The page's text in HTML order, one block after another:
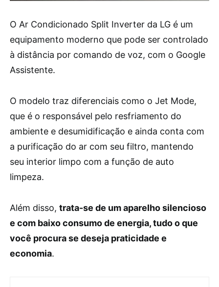
O Ar Condicionado Split Inverter da LG é um
equipamento moderno que pode ser controlado
à distância por comando de voz, com o Google
Assistente.
O modelo traz diferenciais como o Jet Mode,
que é o responsável pelo resfriamento do
ambiente e desumidificação e ainda conta com
a purificação do ar com seu filtro, mantendo
seu interior limpo com a função de auto
limpeza.
Além disso, trata-se de um aparelho silencioso
e com baixo consumo de energia, tudo o que
você procura se deseja praticidade e
economia.